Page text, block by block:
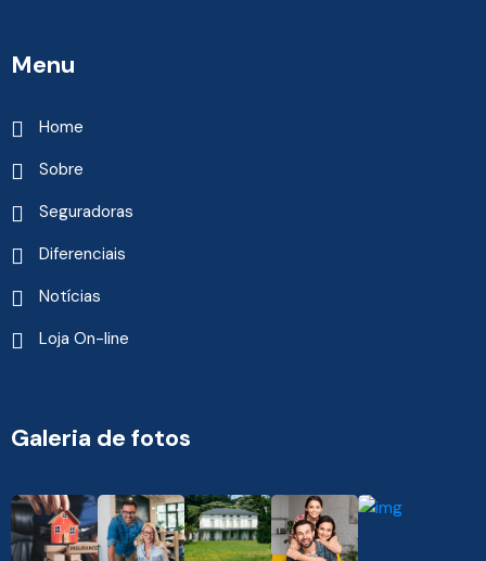
Menu
Home
Sobre
Seguradoras
Diferenciais
Notícias
Loja On-line
Galeria de fotos